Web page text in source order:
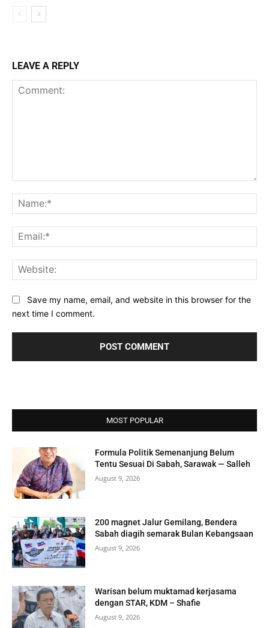
LEAVE A REPLY
Save my name, email, and website in this browser for the
next time I comment.
MOST POPULAR
Formula Politik Semenanjung Belum
Tentu Sesuai Di Sabah, Sarawak — Salleh
August 9, 2026
200 magnet Jalur Gemilang, Bendera
Sabah diagih semarak Bulan Kebangsaan
August 9, 2026
Warisan belum muktamad kerjasama
dengan STAR, KDM – Shafie
August 9, 2026